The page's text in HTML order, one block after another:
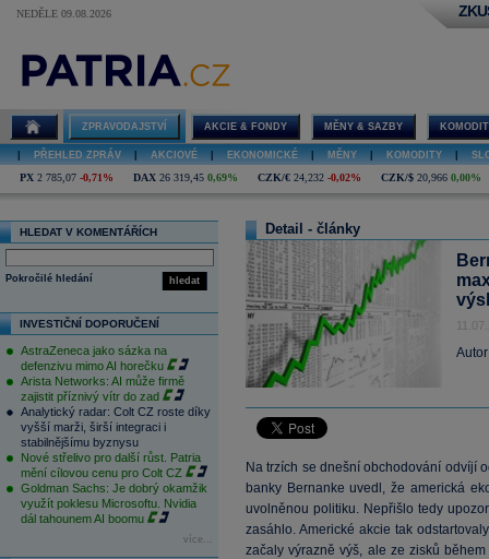
NEDĚLE 09.08.2026
ZPRAVODAJSTVÍ AKCIE & FONDY MĚNY & SAZBY
PŘEHLED ZPRÁV AKCIOVÉ EKONOMICKÉ MĚNY KOMODITY
PX 2 785,07 -0,71% DAX 26 319,45 0,69% CZK/€ 24,232 -0,02% CZK/$ 20,966 0,00%
HLEDAT V KOMENTÁŘÍCH
hledat
Pokročilé hledání
INVESTIČNÍ DOPORUČENÍ
AstraZeneca jako sázka na
defenzivu mimo AI horečku
Arista Networks: AI může firmě
zajistit příznivý vítr do zad
Analytický radar: Colt CZ roste díky
vyšší marži, širší integraci i
stabilnějšímu byznysu
Nové střelivo pro další růst. Patria
mění cílovou cenu pro Colt CZ
Goldman Sachs: Je dobrý okamžik
využít poklesu Microsoftu. Nvidia
dál tahounem AI boomu
více...
Detail - články
Na trzích se dnešní obchodování odvíjí
banky Bernanke uvedl, že americká
uvolněnou politiku. Nepřišlo tedy
zasáhlo. Americké akcie tak
začaly výrazně výš, ale ze zisků